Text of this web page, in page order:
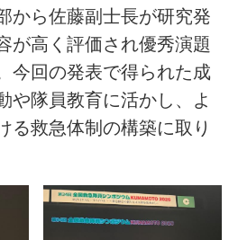
から佐藤副士長が研究発
が高く評価され優秀演題
今回の発表で得られた成
や隊員教育に活かし、よ
る救急体制の構築に取り